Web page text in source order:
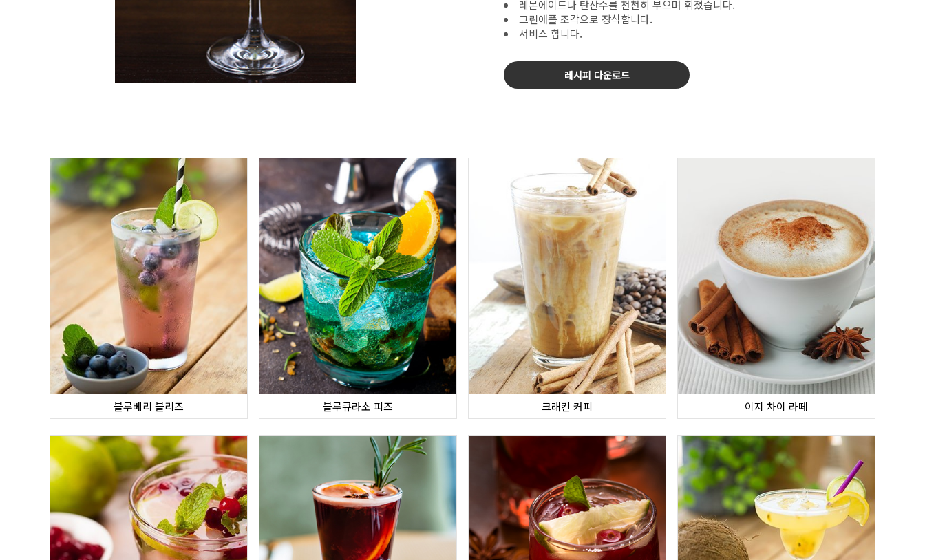
레몬에이드나 탄산수를 천천히 부으며 휘졌습니다.
그린애플 조각으로 장식합니다.
서비스 합니다.
레시피 다운로드
블루베리 블리즈 블루큐라소 피즈 크래킨 커피 이지 차이 라떼